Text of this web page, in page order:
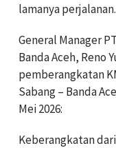
lamanya perjalanan.
General Manager
Banda Aceh, Reno
pemberangkatan
Sabang – Banda
Mei 2026:
Keberangkatan